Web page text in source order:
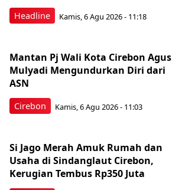
Headline Kamis, 6 Agu 2026 - 11:18
Cirebon
Mantan Pj Wali Kota Cirebon Agus
Mulyadi Mengundurkan Diri dari
ASN
Kamis, 6 Agu 2026 - 11:03
Si Jago Merah Amuk Rumah dan
Usaha di Sindanglaut Cirebon,
Kerugian Tembus Rp350 Juta